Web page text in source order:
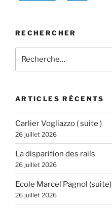
RECHERCHER
pour
ARTICLES RÉCENTS
Carlier Vogliazzo ( suite )
26 juillet 2026
La disparition des rails
26 juillet 2026
Ecole Marcel Pagnol (suite)
26 juillet 2026